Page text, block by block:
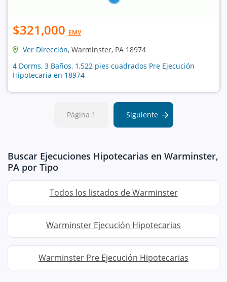
$321,000 EMV
Ver Dirección, Warminster, PA 18974
4 Dorms, 3 Baños, 1,522 pies cuadrados Pre Ejecución
Hipotecaria en 18974
Página 1 Siguiente
Buscar Ejecuciones Hipotecarias en Warminster,
PA por Tipo
Todos los listados de Warminster
Warminster Ejecución Hipotecarias
Warminster Pre Ejecución Hipotecarias